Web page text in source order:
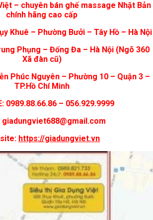
– chuyên bán ghế massage Nhật Bản
chính hãng cao cấp
Khuê – Phường Bưởi – Tây Hồ – Hà Nội
Phụng – Đống Đa – Hà Nội (Ngõ 360
Xã đàn cũ)
Phúc Nguyên – Phường 10 – Quận 3 –
TP.Hồ Chí Minh
0989.88.66.86 – 056.929.9999
giadungviet688@gmail.com
https://giadungviet.vn